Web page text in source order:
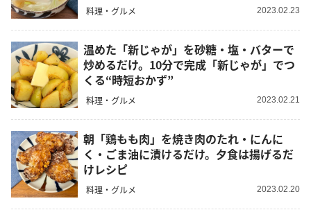
料理・グルメ 2023.02.23
温めた「新じゃが」を砂糖・塩・バターで
炒めるだけ。10分で完成「新じゃが」でつ
くる“時短おかず”
料理・グルメ 2023.02.21
朝「鶏もも肉」を焼き肉のたれ・にんに
く・ごま油に漬けるだけ。夕食は揚げるだ
けレシピ
料理・グルメ 2023.02.20